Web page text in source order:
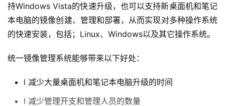
持Windows Vista的快速升级，也可以支持新桌面机和笔记
本电脑的镜像创建、管理和部署，从而实现对多种操作系统
的快速安装，包括；Linux、Windows以及其它操作系统。
统一镜像管理系统能够带来以下好处：
l 减少大量桌面机和笔记本电脑升级的时间
l 减少管理开支和管理人员的数量